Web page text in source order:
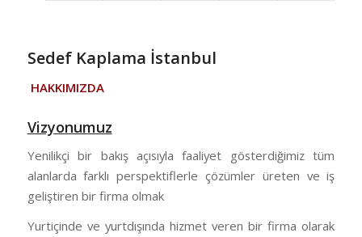
Sedef Kaplama İstanbul
HAKKIMIZDA
Vizyonumuz
Yenilikçi bir bakış açısıyla faaliyet gösterdiğimiz tüm
alanlarda farklı perspektiflerle çözümler üreten ve iş
geliştiren bir firma olmak
Yurtiçinde ve yurtdışında hizmet veren bir firma olarak